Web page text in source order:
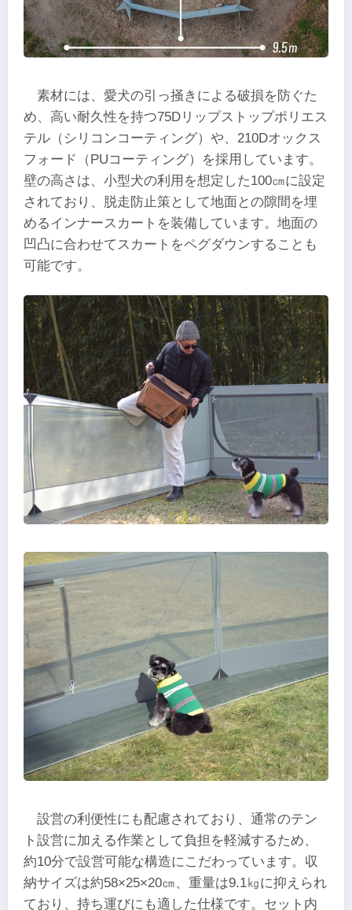
素材には、愛犬の引っ掻きによる破損を防ぐた
め、高い耐久性を持つ75Dリップストップポリエス
テル（シリコンコーティング）や、210Dオックス
フォード（PUコーティング）を採用しています。
壁の高さは、小型犬の利用を想定した100㎝に設定
されており、脱走防止策として地面との隙間を埋
めるインナースカートを装備しています。地面の
凹凸に合わせてスカートをペグダウンすることも
可能です。
設営の利便性にも配慮されており、通常のテン
ト設営に加える作業として負担を軽減するため、
約10分で設営可能な構造にこだわっています。収
納サイズは約58×25×20㎝、重量は9.1㎏に抑えられ
ており、持ち運びにも適した仕様です。セット内